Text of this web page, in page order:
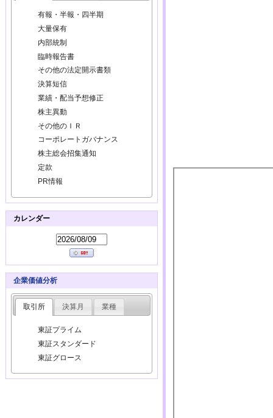
有報・半報・四半期
大量保有
内部統制
臨時報告書
その他の法定開示書類
決算短信
業績・配当予想修正
株主異動
その他のＩＲ
コーポレートガバナンス
株主総会招集通知
定款
PR情報
カレンダー
企業価値分析
取引所 決算月 業種
東証プライム
東証スタンダード
東証グロース